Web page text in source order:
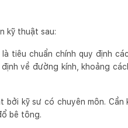
kỹ thuật sau:
tiêu chuẩn chính quy định
về đường kính, khoảng
kỹ sư có chuyên môn. Cần
bê tông.